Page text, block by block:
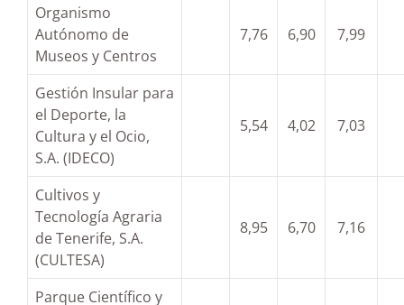
Organismo
Autónomo de
Museos y Centros
7,76 6,90 7,99
Gestión Insular para
el Deporte, la
Cultura y el Ocio,
S.A. (IDECO)
5,54 4,02 7,03
Cultivos y
Tecnología Agraria
de Tenerife, S.A.
(CULTESA)
8,95 6,70 7,16
Parque Científico y